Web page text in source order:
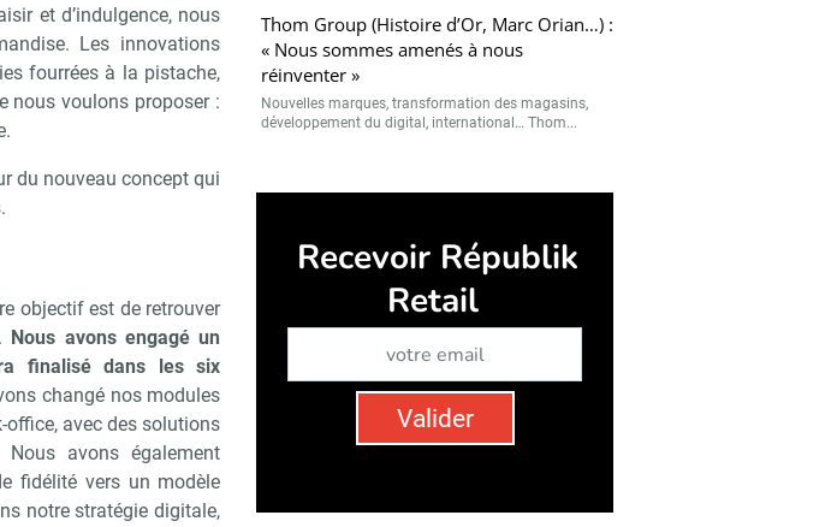
et d’indulgence, nous
Les innovations
fourrées à la pistache,
nous voulons proposer :
du nouveau concept qui
objectif est de retrouver
Nous avons engagé un
finalisé dans les six
changé nos modules
office, avec des solutions
Nous avons également
fidélité vers un modèle
notre stratégie digitale,
Thom Group (Histoire d’Or, Marc Orian…) :
« Nous sommes amenés à nous
réinventer »
Nouvelles marques, transformation des magasins,
développement du digital, international… Thom...